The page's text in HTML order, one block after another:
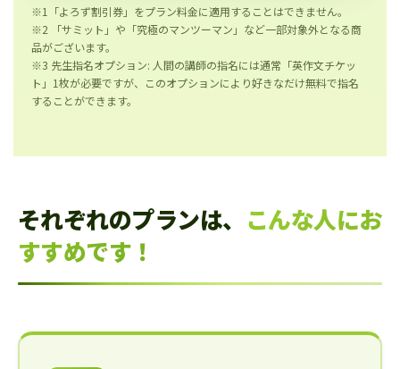
※1「よろず割引券」をプラン料金に適用することはできません。
※2 「サミット」や「究極のマンツーマン」など一部対象外となる商
品がございます。
※3 先生指名オプション: 人間の講師の指名には通常「英作文チケッ
ト」1枚が必要ですが、このオプションにより好きなだけ無料で指名
することができます。
それぞれのプランは、 こんな人にお
すすめです！